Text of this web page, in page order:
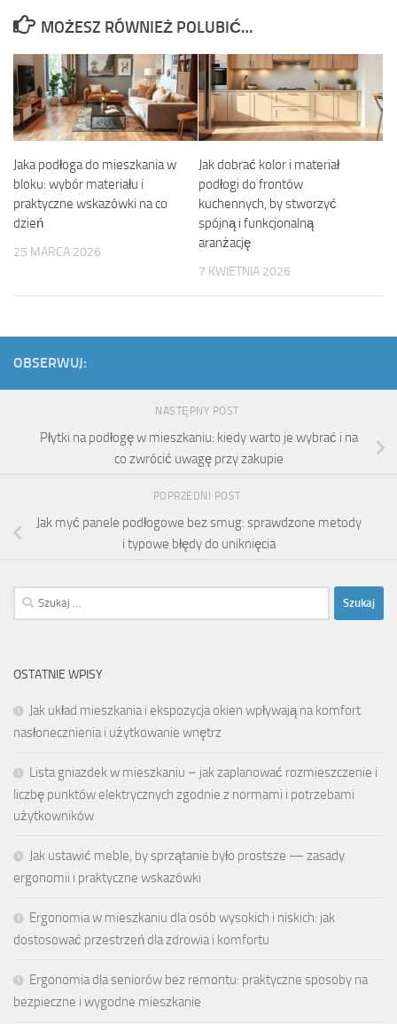
MOŻESZ RÓWNIEŻ POLUBIĆ…
Jaka podłoga do mieszkania w
bloku: wybór materiału i
praktyczne wskazówki na co
dzień
25 MARCA 2026
Jak dobrać kolor i materiał
podłogi do frontów
kuchennych, by stworzyć
spójną i funkcjonalną
aranżację
7 KWIETNIA 2026
OBSERWUJ:
NASTĘPNY POST
Płytki na podłogę w mieszkaniu: kiedy warto je wybrać i na
co zwrócić uwagę przy zakupie
POPRZEDNI POST
Jak myć panele podłogowe bez smug: sprawdzone metody
i typowe błędy do uniknięcia
Szukaj:
OSTATNIE WPISY
Jak układ mieszkania i ekspozycja okien wpływają na komfort
nasłonecznienia i użytkowanie wnętrz
Lista gniazdek w mieszkaniu – jak zaplanować rozmieszczenie i
liczbę punktów elektrycznych zgodnie z normami i potrzebami
użytkowników
Jak ustawić meble, by sprzątanie było prostsze — zasady
ergonomii i praktyczne wskazówki
Ergonomia w mieszkaniu dla osób wysokich i niskich: jak
dostosować przestrzeń dla zdrowia i komfortu
Ergonomia dla seniorów bez remontu: praktyczne sposoby na
bezpieczne i wygodne mieszkanie